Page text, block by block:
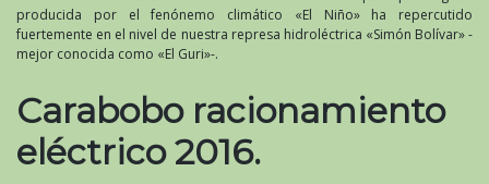
producida por el fenónemo climático «El Niño» ha repercutido
fuertemente en el nivel de nuestra represa hidroléctrica «Simón Bolívar» -
mejor conocida como «El Guri»-.
Carabobo racionamiento
eléctrico 2016.